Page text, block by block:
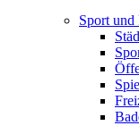
Sport und